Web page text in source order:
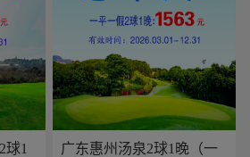
球1
广东惠州汤泉2球1晚（一